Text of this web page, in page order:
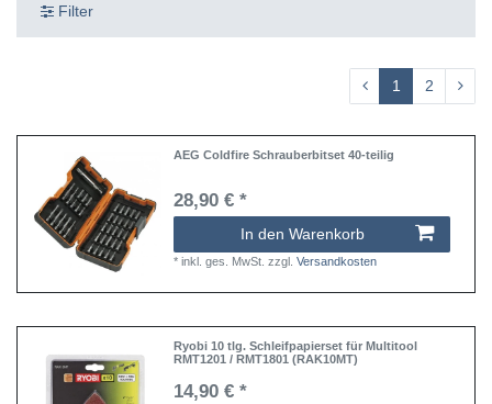
Filter
1 2
AEG Coldfire Schrauberbitset 40-teilig
28,90 € *
In den Warenkorb
*inkl. ges. MwSt. zzgl.Versandkosten
Ryobi 10 tlg. Schleifpapierset für Multitool
RMT1201 / RMT1801 (RAK10MT)
14,90 € *